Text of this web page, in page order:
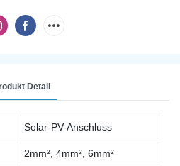
Detail
Solar-PV-Anschluss
2mm², 4mm², 6mm²